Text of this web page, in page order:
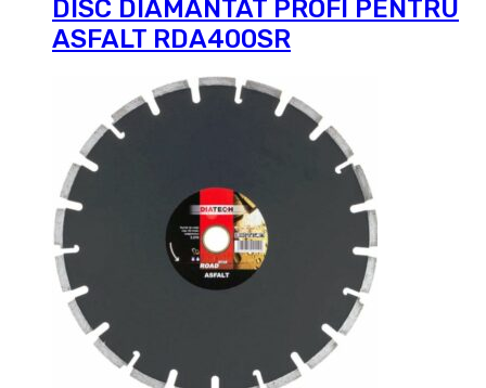
DISC DIAMANTAT PROFI PENTRU
ASFALT RDA400SR